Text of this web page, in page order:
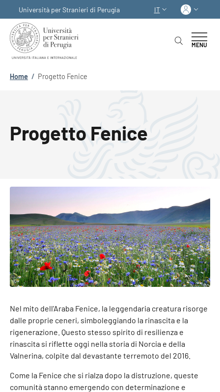
Università per Stranieri di Perugia
SELETTORE LINGUA:
IT
MENU
Briciole di pane
Home / Progetto Fenice
Progetto Fenice
Nel mito dell'Araba Fenice, la leggendaria creatura risorge
dalle proprie ceneri, simboleggiando la rinascita e la
rigenerazione. Questo stesso spirito di resilienza e
rinascita si riflette oggi nella storia di Norcia e della
Valnerina, colpite dal devastante terremoto del 2016.
Come la Fenice che si rialza dopo la distruzione, queste
comunità stanno emergendo con determinazione e